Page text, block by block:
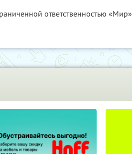
ответственностью